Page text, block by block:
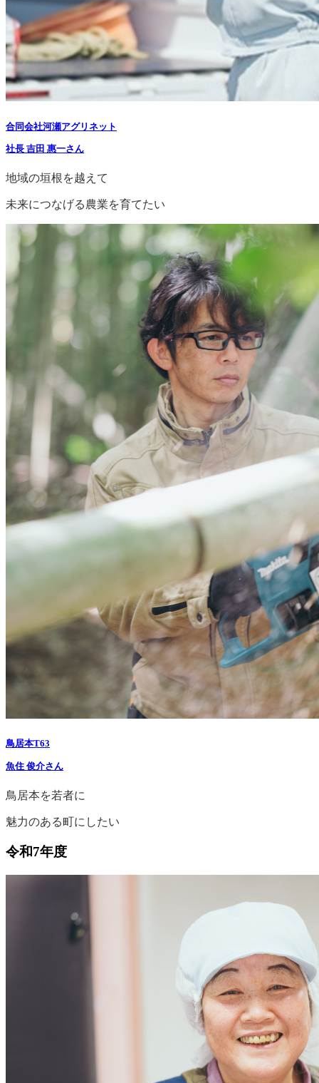
合同会社河瀬アグリネット
社長 吉田 惠一さん
地域の垣根を越えて
未来につなげる農業を育てたい
鳥居本T63
魚住 俊介さん
鳥居本を若者に
魅力のある町にしたい
令和7年度